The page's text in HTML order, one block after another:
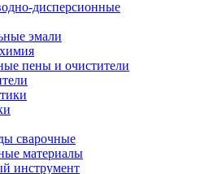
дисперсионные
эмали
пены и очистители
сварочные
материалы
инструмент